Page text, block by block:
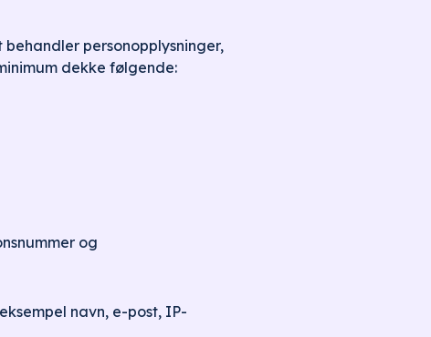
personopplysninger,
dekke følgende:
og
navn, e-post, IP-